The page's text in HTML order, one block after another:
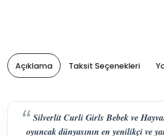
Açıklama Taksit Seçenekleri
Silverlit Curli Girls Bebek ve
oyuncak dünyasının en yenilikçi ve